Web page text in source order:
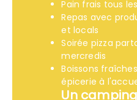
Pain frais tous
Repas avec
et locals
Soirée pizza
mercredis
Boissons
épicerie à
Un